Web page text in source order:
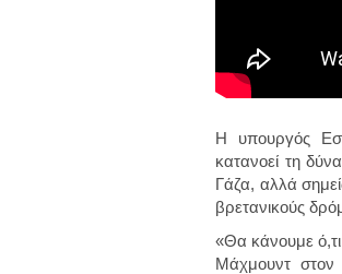
Η υπουργός
κατανοεί τη
Γάζα, αλλά
βρετανικούς
«Θα κάνουμε ό,τι
Μάχμουντ στον